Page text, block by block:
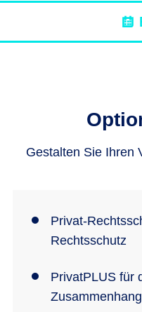
Gestalten Sie Ihren
Privat-
Rechtsschutz
PrivatPLUS für